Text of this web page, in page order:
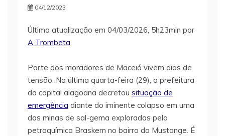
04/12/2023
Última atualização em 04/03/2026, 5h23min por
A Trombeta
Parte dos moradores de Maceió vivem dias de
tensão. Na última quarta-feira (29), a prefeitura
da capital alagoana decretou situação de
emergência diante do iminente colapso em uma
das minas de sal-gema exploradas pela
petroquímica Braskem no bairro do Mustange. É